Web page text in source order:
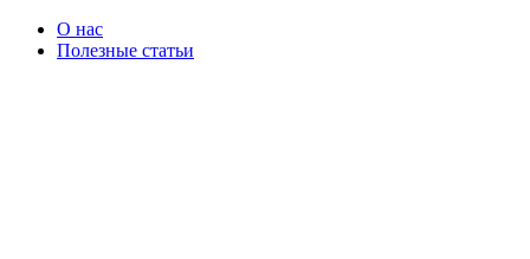
О нас
Полезные статьи